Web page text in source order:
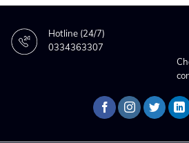
Hotline (24/7)
0334363307